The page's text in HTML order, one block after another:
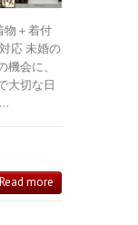
物＋着付
応 未婚の
会に、
大切な日
Read more